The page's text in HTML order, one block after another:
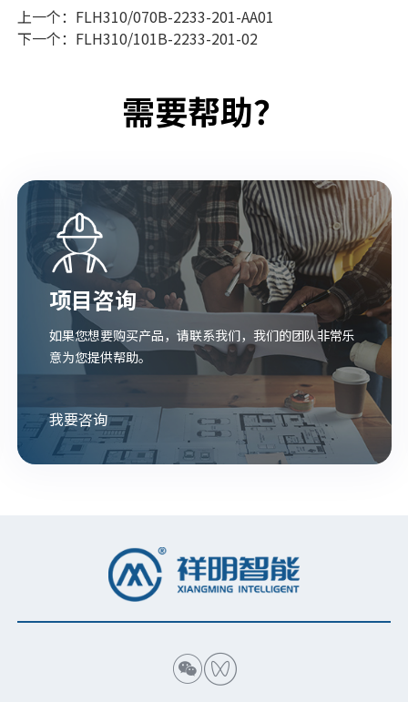
上一个： FLH310/070B-2233-201-AA01
下一个： FLH310/101B-2233-201-02
需要帮助？
项目咨询
如果您想要购买产品，请联系我们，我们的团队非常乐
意为您提供帮助。
我要咨询
